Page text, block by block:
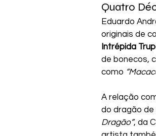
Quatro
Eduardo
originais de
Intrépida
de bonecos,
como
A relação
do dragão
Dragão”, da